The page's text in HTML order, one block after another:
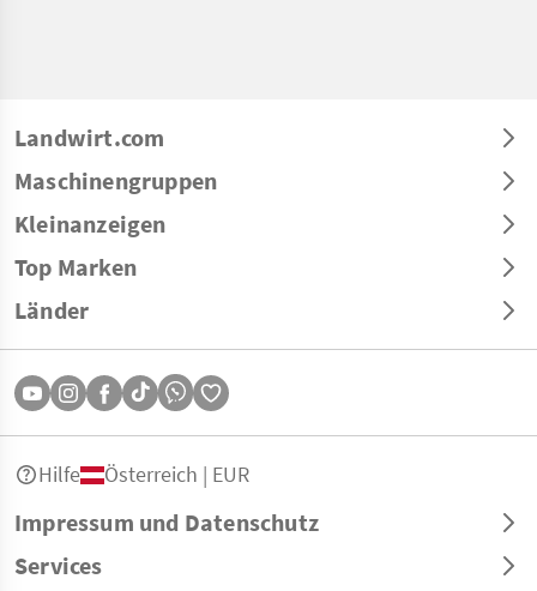
Landwirt.com
Maschinengruppen
Kleinanzeigen
Top Marken
Länder
Impressum und Datenschutz
Services
Hilfe Österreich | EUR